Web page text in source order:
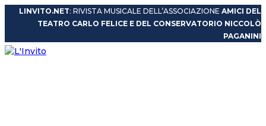
SaltaLINVITO.NET: RIVISTA MUSICALE DELL’ASSOCIAZIONE AMICI DEL
TEATRO CARLO FELICE E DEL CONSERVATORIO NICCOLÒ
PAGANINI